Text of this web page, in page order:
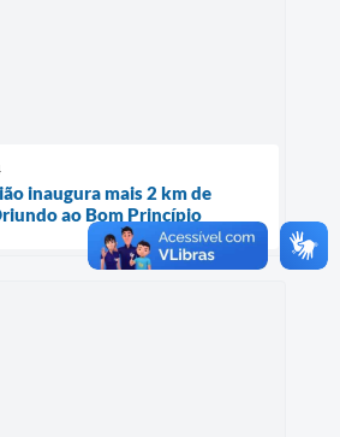
inaugura mais 2 km de
ao Bom Princípio